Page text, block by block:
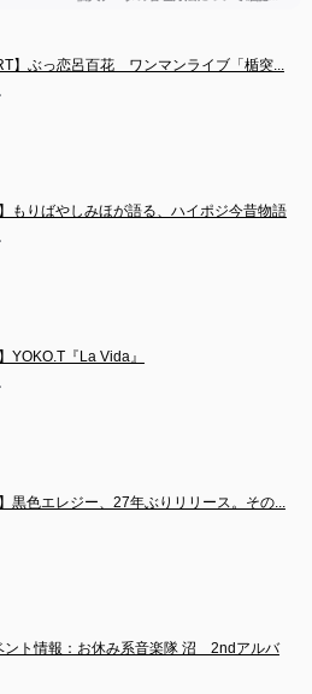
】ぶっ恋呂百花　ワンマンライブ「楯突...
】もりばやしみほが語る、ハイポジ今昔物語
YOKO.T『La Vida』
黒色エレジー、27年ぶりリリース。その...
ント情報：お休み系音楽隊 沼　2ndアルバ